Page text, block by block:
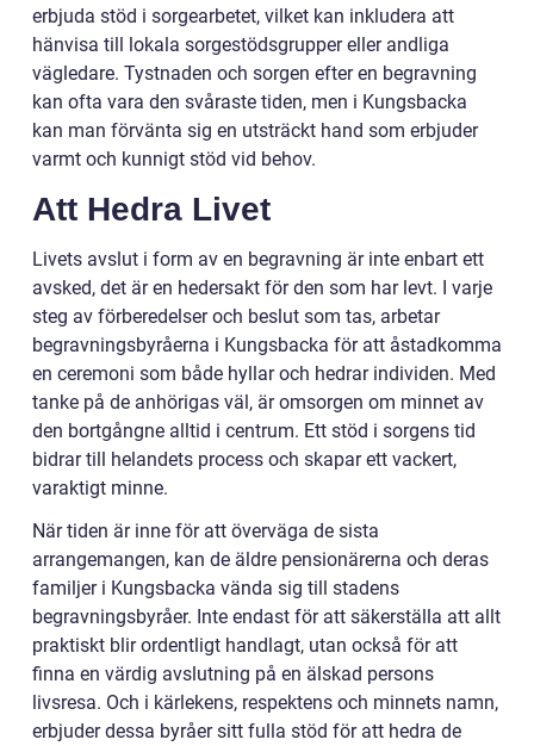
erbjuda stöd i sorgearbetet, vilket kan inkludera att
hänvisa till lokala sorgestödsgrupper eller andliga
vägledare. Tystnaden och sorgen efter en begravning
kan ofta vara den svåraste tiden, men i Kungsbacka
kan man förvänta sig en utsträckt hand som erbjuder
varmt och kunnigt stöd vid behov.
Att Hedra Livet
Livets avslut i form av en begravning är inte enbart ett
avsked, det är en hedersakt för den som har levt. I varje
steg av förberedelser och beslut som tas, arbetar
begravningsbyråerna i Kungsbacka för att åstadkomma
en ceremoni som både hyllar och hedrar individen. Med
tanke på de anhörigas väl, är omsorgen om minnet av
den bortgångne alltid i centrum. Ett stöd i sorgens tid
bidrar till helandets process och skapar ett vackert,
varaktigt minne.
När tiden är inne för att överväga de sista
arrangemangen, kan de äldre pensionärerna och deras
familjer i Kungsbacka vända sig till stadens
begravningsbyråer. Inte endast för att säkerställa att allt
praktiskt blir ordentligt handlagt, utan också för att
finna en värdig avslutning på en älskad persons
livsresa. Och i kärlekens, respektens och minnets namn,
erbjuder dessa byråer sitt fulla stöd för att hedra de